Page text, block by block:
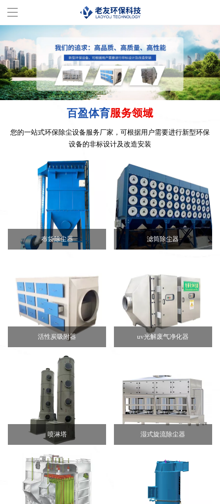
首页
走进百盈体育
服务范围
百盈体育服务领域
您的一站式环保除尘设备服务厂家， 可根据用户需要进行新型环保
设备的非标设计及改造安装
布袋除尘器 滤筒除尘器
活性炭吸附器 uv光解废气净化器
喷淋塔 湿式旋流除尘器